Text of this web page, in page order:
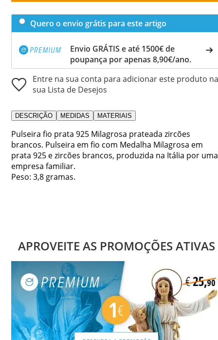
Quero o envio grátis para este artigo
Envio GRÁTIS e até 1500€ de
poupança por apenas 8,90€/ano.
Entre na sua conta para adicionar este produto na
sua Lista de Desejos
DESCRIÇÃO MEDIDAS MATERIAIS
Pulseira fio prata 925 Milagrosa prateada zircões
brancos. Pulseira em fio com Medalha Milagrosa em
prata 925 e zircões brancos, produzida na Itália por uma
empresa familiar.
Peso: 3,8 gramas.
APROVEITE AS PROMOÇÕES ATIVAS